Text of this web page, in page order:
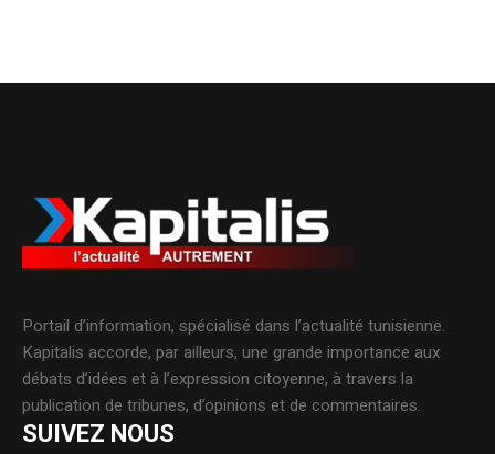
Portail d’information, spécialisé dans l’actualité tunisienne.
Kapitalis accorde, par ailleurs, une grande importance aux
débats d’idées et à l’expression citoyenne, à travers la
publication de tribunes, d’opinions et de commentaires.
SUIVEZ NOUS